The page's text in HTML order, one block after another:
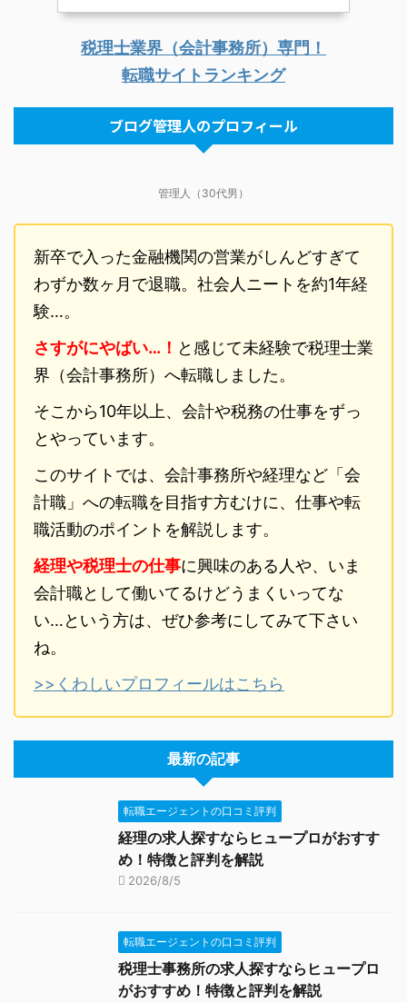
税理士業界（会計事務所）専門！
転職サイトランキング
ブログ管理人のプロフィール
管理人（30代男）
新卒で入った金融機関の営業がしんどすぎて
わずか数ヶ月で退職。社会人ニートを約1年経
験…。
さすがにやばい…！ と感じて未経験で税理士業
界（会計事務所）へ転職しました。
そこから10年以上、会計や税務の仕事をずっ
とやっています。
このサイトでは、会計事務所や経理など「会
計職」への転職を目指す方むけに、仕事や転
職活動のポイントを解説します。
経理や税理士の仕事に興味のある人や、いま
会計職として働いてるけどうまくいってな
い…という方は、ぜひ参考にしてみて下さい
ね。
>>くわしいプロフィールはこちら
最新の記事
転職エージェントの口コミ評判
経理の求人探すならヒュープロがおすす
め！特徴と評判を解説
2026/8/5
転職エージェントの口コミ評判
税理士事務所の求人探すならヒュープロ
がおすすめ！特徴と評判を解説